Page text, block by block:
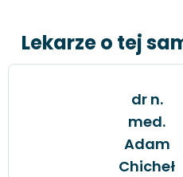
Lekarze o tej
dr n.
med.
Adam
Chicheł